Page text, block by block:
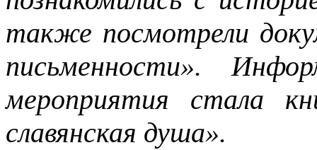
также посмотрели
письменности».
мероприятия стала
славянская душа».